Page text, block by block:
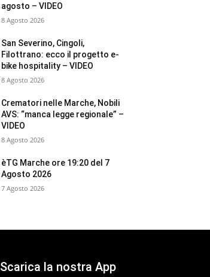
agosto – VIDEO
8 Agosto 2026
San Severino, Cingoli,
Filottrano: ecco il progetto e-
bike hospitality – VIDEO
8 Agosto 2026
Crematori nelle Marche, Nobili
AVS: “manca legge regionale” –
VIDEO
8 Agosto 2026
èTG Marche ore 19:20 del 7
Agosto 2026
7 Agosto 2026
Scarica la nostra App